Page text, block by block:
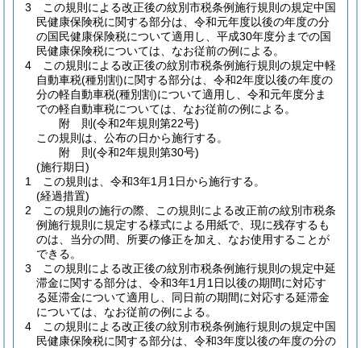
3
この規則による改正後の紋別市税条例施行規則の規定中国
民健康保険税に関する部分は、令和元年度以後の年度の分
の国民健康保険税について適用し、平成30年度分までの国
民健康保険税については、なお従前の例による。
4
この規則による改正後の紋別市税条例施行規則の規定中軽
自動車税(種別割)に関する部分は、令和2年度以後の年度の
分の軽自動車税(種別割)について適用し、令和元年度分ま
での軽自動車税については、なお従前の例による。
附 則(令和2年規則第22号)
この規則は、公布の日から施行する。
附 則(令和2年規則第30号)
(施行期日)
1
この規則は、令和3年1月1日から施行する。
(経過措置)
2
この規則の施行の際、この規則による改正前の紋別市税条
例施行規則に規定する様式による用紙で、現に残存するも
のは、当分の間、所要の修正を加え、なお使用することが
できる。
3
この規則による改正後の紋別市税条例施行規則の規定中延
滞金に関する部分は、令和3年1月1日以後の期間に対応す
る延滞金について適用し、同日前の期間に対応する延滞金
については、なお従前の例による。
4
この規則による改正後の紋別市税条例施行規則の規定中国
民健康保険税に関する部分は、令和3年度以後の年度の分の